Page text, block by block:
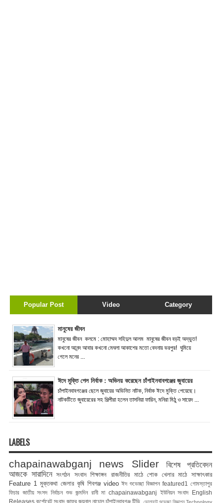
Popular Post Video Category
মানুষের জীবন
মানুষের জীবন কলমে : মোহাম্মদ সহিদুল আলম মানুষের জীবন বড়ই অদ্ভুত!
কখনো আনন্দ আবার কখনো মেঘলা আকাশের মতো বেদনায় ভরপুর! ঘুমিয়ে
গেলে মনের ...
ঈদে মুক্তি পেল নির্বাক : অভিনয় করেছেন চাঁপাইনবাবগঞ্জের জুবায়ের
চাঁপাইনবাবগঞ্জের ছেলে জুবায়ের অভিনিত নাটক, নির্বাক ঈদে মুক্তি পেয়েছে।
নাটকটিতে জুবায়েরের সহ শিল্পীরা হলেন তাসনিয়া ফারিন, মনিরা মিঠু ও সায়েদ ...
LABELS
chapainawabganj news Slider
বিশেষ প্রতিবেদন
আজকে সারাদিনে সংগঠন সংবাদ শিক্ষাঙ্গন রাজনীতির মাঠে শোক খেলার মাঠে
সাক্ষাৎকার
Feature 1 মুক্তকথা জেলার কৃষি শিবগঞ্জ video ঈদ শুভেচ্ছা বিজ্ঞাপন featured1
গোমস্তাপুর
ফিচার জাতীয় সংসদ নির্বাচন শুভ জন্মদিন রানী মা chapainawabganj ইউনিয়ন সংবাদ English
Releases কর্পোরেট সংবাদ জাফর জয়নাল নাচোল চাঁপাইনবাবগঞ্জ টিভি ভোলাহাট শুভেচ্ছা বিজ্ঞাপন Technology